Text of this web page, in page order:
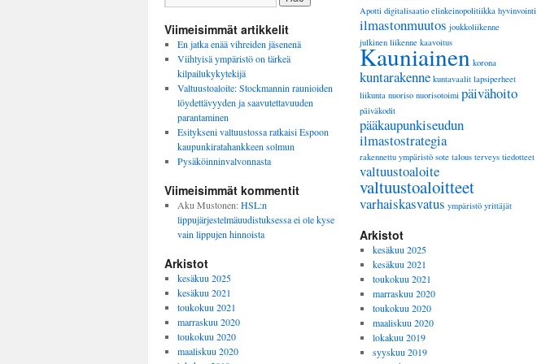
Viimeisimmät artikkelit
En jatka enää vihreiden jäsenenä
Viihtyisä ympäristö on tärkeä
kilpailukykytekijä
Valtuustoaloite: Stockmannin raunioiden
löydettävyyden ja saavutettavuuden
parantaminen
Esitykseni valtuustossa ratkaisi Espoon
kaupunkiratahankkeen solmun
Pysäköinninvalvonnasta
Viimeisimmät kommentit
Aku Mustonen:HSL:n
lippujärjestelmäuudistuksessa ei ole kyse
vain lippujen hinnoista
Arkistot
kesäkuu 2025
kesäkuu 2021
toukokuu 2021
marraskuu 2020
toukokuu 2020
maaliskuu 2020
Apotti digitalisaatio elinkeinopolitiikka hyvinvointi
ilmastonmuutos joukkoliikenne
julkinen liikenne kaavoitus
Kauniainen korona
kuntarakenne kuntavaalit lapsiperheet
liikunta nuoriso nuorisotoimi päivähoito
päiväkodit
pääkaupunkiseudun
ilmastostrategia
rakennettu ympäristö sote talous terveys tiedotteet
valtuustoaloite
valtuustoaloitteet
varhaiskasvatus ympäristö yrittäjät
Arkistot
kesäkuu 2025
kesäkuu 2021
toukokuu 2021
marraskuu 2020
toukokuu 2020
maaliskuu 2020
lokakuu 2019
syyskuu 2019